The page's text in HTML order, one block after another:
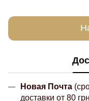
Новая Почта
доставки от 80